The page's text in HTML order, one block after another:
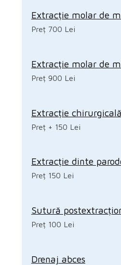
Extracție molar de
Preț 700 Lei
Extracție molar de
Preț 900 Lei
Extracție chirurgicală
Preț + 150 Lei
Extracție dinte
Preț 150 Lei
Sutură
Preț 100 Lei
Drenaj abces